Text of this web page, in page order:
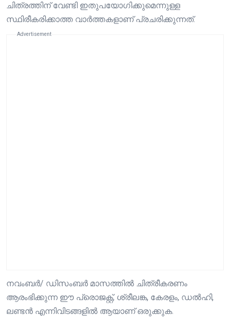
ചിത്രത്തിന് വേണ്ടി ഇതുപയോഗിക്കുമെന്നുള്ള
സ്ഥിരീകരിക്കാത്ത വാർത്തകളാണ് പ്രചരിക്കുന്നത്.
Advertisement
നവംബർ/ ഡിസംബർ മാസത്തിൽ ചിത്രീകരണം
ആരംഭിക്കുന്ന ഈ പ്രൊജക്റ്റ്, ശ്രീലങ്ക, കേരളം, ഡൽഹി,
ലണ്ടൻ എന്നിവിടങ്ങളിൽ ആയാണ് ഒരുക്കുക.